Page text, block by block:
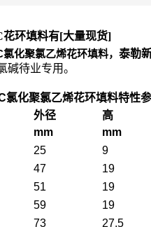
花环填料有[大量现货]
化聚氯乙烯花环填料， 泰勒
碱待业专用。
氯化聚氯乙烯花环填料特性参
外径
mm
高
mm
25 9
47 19
51 19
59 19
73 27.5